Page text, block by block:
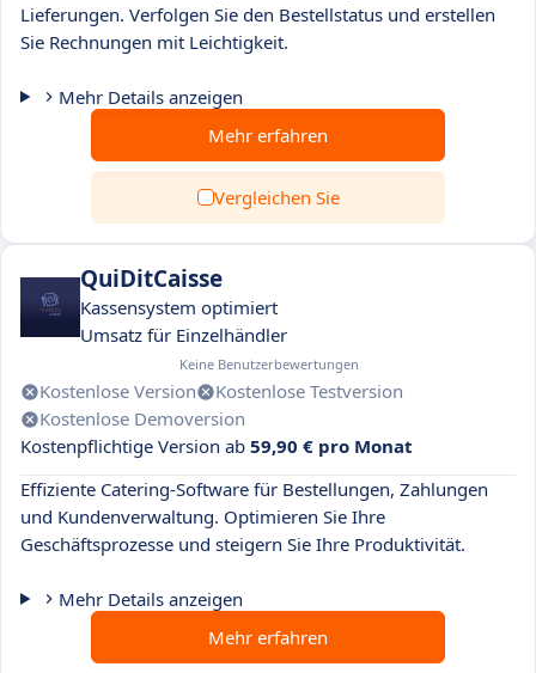
Lieferungen. Verfolgen Sie den Bestellstatus und erstellen
Sie Rechnungen mit Leichtigkeit.
Mehr Details anzeigen
Mehr erfahren
Vergleichen Sie
QuiDitCaisse
Kassensystem optimiert
Umsatz für Einzelhändler
Keine Benutzerbewertungen
Kostenlose Version
Kostenlose Testversion
Kostenlose Demoversion
Kostenpflichtige Version ab 59,90 € pro Monat
Effiziente Catering-Software für Bestellungen, Zahlungen
und Kundenverwaltung. Optimieren Sie Ihre
Geschäftsprozesse und steigern Sie Ihre Produktivität.
Mehr Details anzeigen
Mehr erfahren